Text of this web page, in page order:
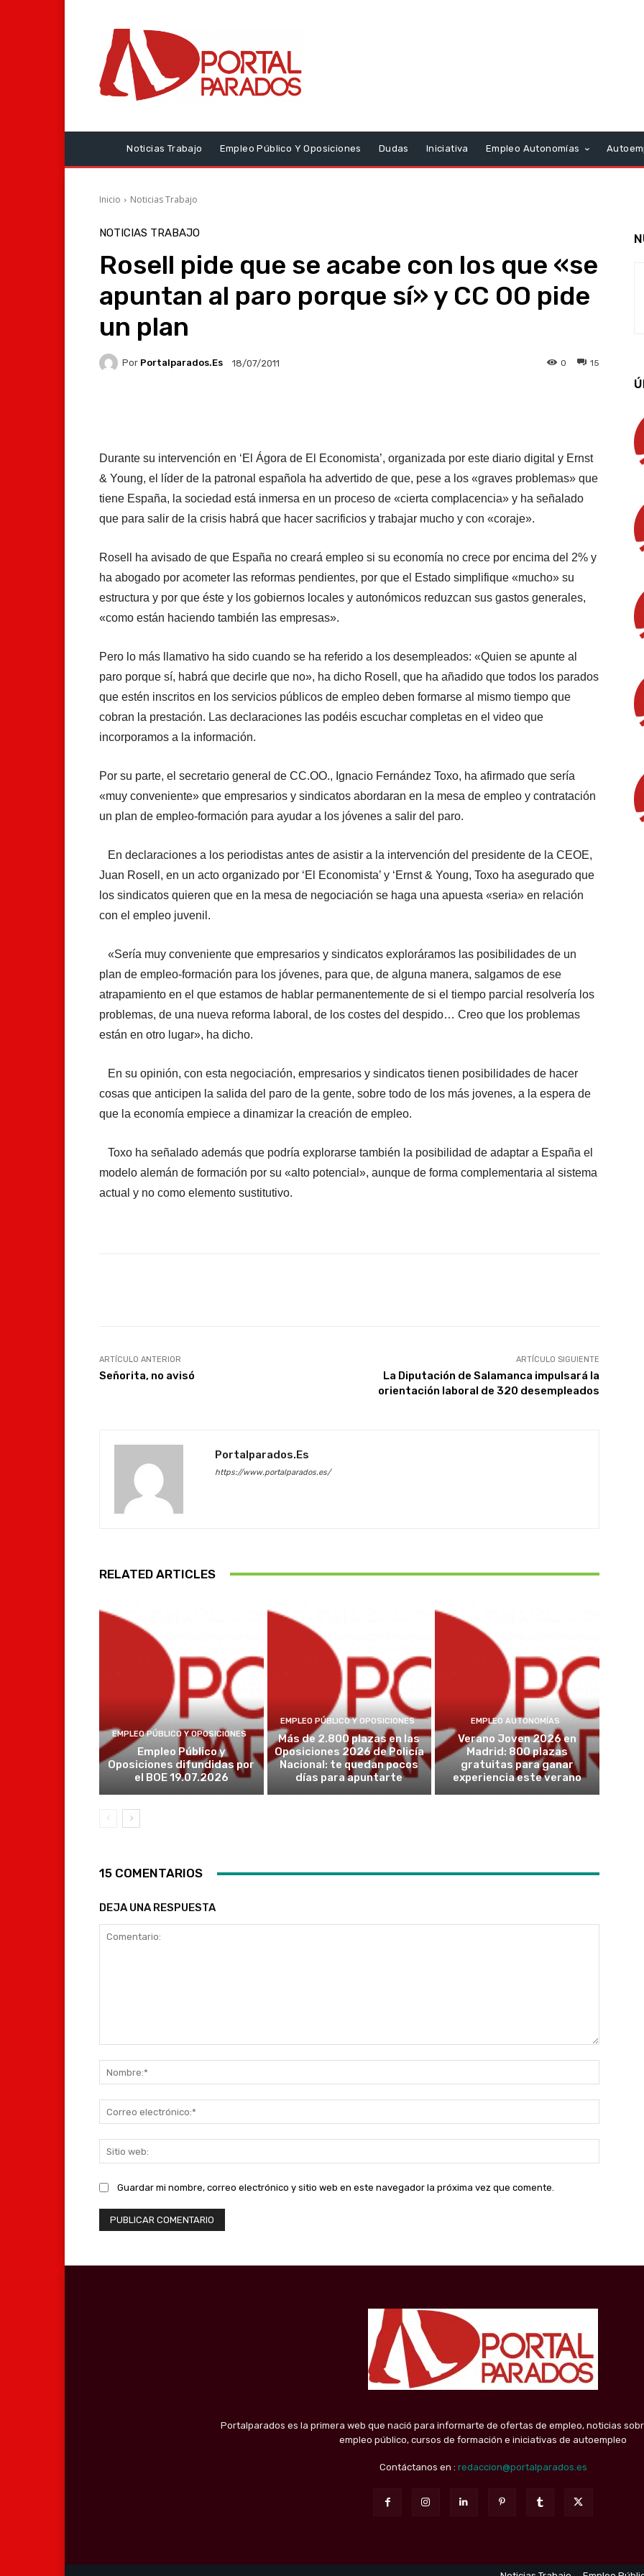
Noticias Trabajo Empleo Público Y Oposiciones Dudas Iniciativa Empleo Autonomías
Inicio Noticias Trabajo
NOTICIAS TRABAJO
Rosell pide que se acabe con los que «se
apuntan al paro porque sí» y CC OO pide
un plan
Por Portalparados.es 18/07/2011 15
0
Durante su intervención en ‘El Ágora de El Economista’, organizada por este diario digital y Ernst
& Young, el líder de la patronal española ha advertido de que, pese a los «graves problemas» que
tiene España, la sociedad está inmersa en un proceso de «cierta complacencia» y ha señalado
que para salir de la crisis habrá que hacer sacrificios y trabajar mucho y con «coraje».
Rosell ha avisado de que España no creará empleo si su economía no crece por encima del 2% y
ha abogado por acometer las reformas pendientes, por que el Estado simplifique «mucho» su
estructura y por que éste y los gobiernos locales y autonómicos reduzcan sus gastos generales,
«como están haciendo también las empresas».
Pero lo más llamativo ha sido cuando se ha referido a los desempleados: «Quien se apunte al
paro porque sí, habrá que decirle que no», ha dicho Rosell, que ha añadido que todos los parados
que estén inscritos en los servicios públicos de empleo deben formarse al mismo tiempo que
cobran la prestación. Las declaraciones las podéis escuchar completas en el video que
incorporamos a la información.
Por su parte, el secretario general de CC.OO., Ignacio Fernández Toxo, ha afirmado que sería
«muy conveniente» que empresarios y sindicatos abordaran en la mesa de empleo y contratación
un plan de empleo-formación para ayudar a los jóvenes a salir del paro.
En declaraciones a los periodistas antes de asistir a la intervención del presidente de la CEOE,
Juan Rosell, en un acto organizado por ‘El Economista’ y ‘Ernst & Young, Toxo ha asegurado que
los sindicatos quieren que en la mesa de negociación se haga una apuesta «seria» en relación
con el empleo juvenil.
«Sería muy conveniente que empresarios y sindicatos exploráramos las posibilidades de un
plan de empleo-formación para los jóvenes, para que, de alguna manera, salgamos de ese
atrapamiento en el que estamos de hablar permanentemente de si el tiempo parcial resolvería los
problemas, de una nueva reforma laboral, de los costes del despido… Creo que los problemas
están en otro lugar», ha dicho.
En su opinión, con esta negociación, empresarios y sindicatos tienen posibilidades de hacer
cosas que anticipen la salida del paro de la gente, sobre todo de los más jovenes, a la espera de
que la economía empiece a dinamizar la creación de empleo.
Toxo ha señalado además que podría explorarse también la posibilidad de adaptar a España el
modelo alemán de formación por su «alto potencial», aunque de forma complementaria al sistema
actual y no como elemento sustitutivo.
ARTÍCULO ANTERIOR
Señorita, no avisó
ARTÍCULO SIGUIENTE
La Diputación de Salamanca impulsará la
orientación laboral de 320 desempleados
Portalparados.es
https://www.portalparados.es/
RELATED ARTICLES
EMPLEO PÚBLICO Y OPOSICIONES
Empleo Público y
Oposiciones difundidas por
el BOE 19.07.2026
EMPLEO PÚBLICO Y OPOSICIONES
Más de 2.800 plazas en las
Oposiciones 2026 de Policía
Nacional: te quedan pocos
días para apuntarte
EMPLEO AUTONOMÍAS
Verano Joven 2026 en
Madrid: 800 plazas
gratuitas para ganar
experiencia este verano
15 COMENTARIOS
DEJA UNA RESPUESTA
web:
Guardar mi nombre, correo electrónico y sitio web en este navegador la próxima vez que comente.
Portalparados es la primera web que nació para informarte de ofertas de empleo, noticias
empleo público, cursos de formación e iniciativas de autoempleo
Contáctanos en : redaccion@portalparados.es